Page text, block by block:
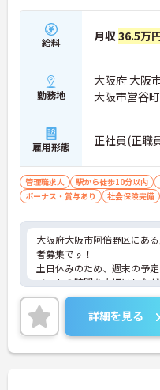
・複数手当が整い、役割に
→ 「頑張りが収入に見える
■ 運営に関わるやりがいあ
自分の考えを活かした事業
・採用・営業・シフトなど
→ 「任されるやりがい」と
■ 本部サポートありで安心
困ったときも一人にならな
・人事・法務など専門部署
・労務やトラブルも組織的
→ 安心して業務に集中できる
■ 年齢問わず長く働ける職
将来を見据えてキャリア継
・定年制度なしで長期勤務が
・退職金制度や持株会あり
・勤続年数に応じた手当支
給料 月収36.5万
勤務地
大阪府 大阪
大阪市営谷
雇用形態 正社員(正職
管理職求人 駅から徒歩10分以内
ボーナス・賞与あり
社会保険完備
大阪府大阪市阿倍野区にあ
者募集です！
土日休みのため、週末の予
ベートの時間を大切にしな
当件数に応じた技能手当や
り、マネジメント力とプレイ
方をしっかり評価してもら
ある方には、面接対策ポイ
ご案内しますのでお気軽に
詳細を見る